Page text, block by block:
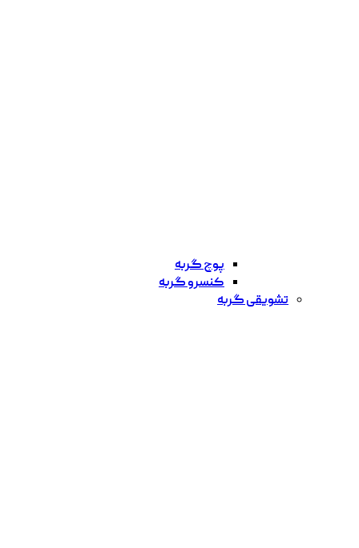
پوچ گربه
کنسرو گربه
تشویقی گربه